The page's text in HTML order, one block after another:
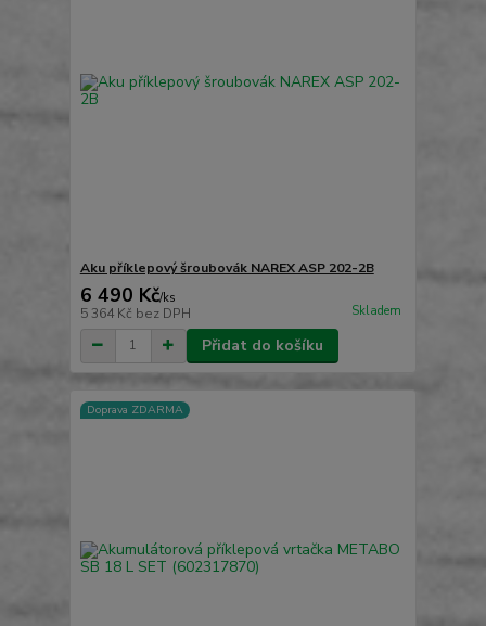
Aku příklepový šroubovák NAREX ASP 202-2B
6 490 Kč/ks
5 364 Kč bez DPH Skladem
Přidat do košíku
Doprava ZDARMA